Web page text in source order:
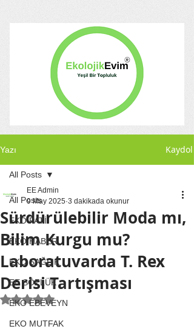
Yazı Kaydol
All Posts
EKO PATİ
EKO HABER
EKO SAĞLIK
EE SÖZLÜK
EKO EBEVEYN
EKO MUTFAK
All Posts
Sürdürülebilir Moda mı,
Bilim Kurgu mu?
Laboratuvarda T. Rex
Derisi Tartışması
EE Admin
9 May 2025 3 dakikada okunur
5 üzerinden NaN yıldız